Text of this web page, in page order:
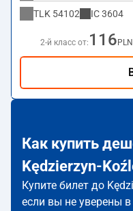
TLK 54102 IC3604
2-й класс от: 116 PLN
Как купить
Kędzierzyn-
Купите билет до
если вы не уверены